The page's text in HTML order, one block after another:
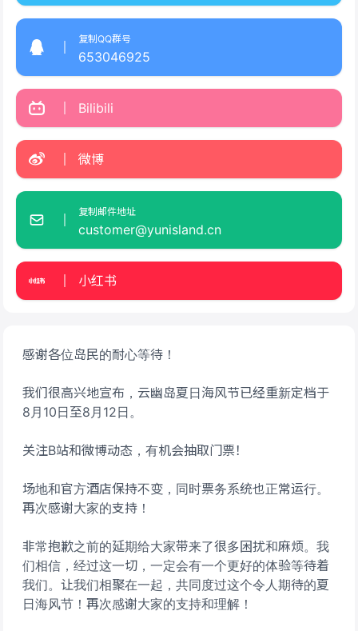
感谢各位岛民的耐心等待！
我们很高兴地宣布，云幽岛夏日海风节已经重新定档于
8月10日至8月12日。
关注B站和微博动态，有机会抽取门票！
场地和官方酒店保持不变，同时票务系统也正常运行。
再次感谢大家的支持！
非常抱歉之前的延期给大家带来了很多困扰和麻烦。我
们相信，经过这一切，一定会有一个更好的体验等待着
我们。让我们相聚在一起，共同度过这个令人期待的夏
日海风节！再次感谢大家的支持和理解！
复制QQ群号
653046925
Bilibili
微博
复制邮件地址
customer@yunisland.cn
小红书